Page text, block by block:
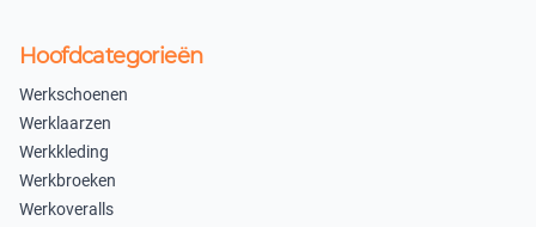
Bruin 312
Hoofdcategorieën
Werkschoenen
Werklaarzen
Werkkleding
Werkbroeken
Werkoveralls